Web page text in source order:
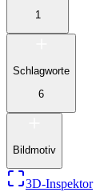
1
Schlagworte
6
Bildmotiv
3D-Inspektor